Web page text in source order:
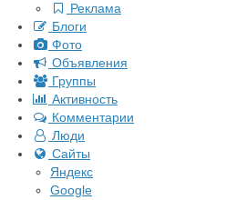
Реклама
Блоги
Фото
Объявления
Группы
Активность
Комментарии
Люди
Сайты
Яндекс
Google